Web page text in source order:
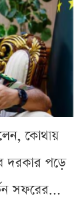
কোথায়
দরকার পড়ে
সফরের...